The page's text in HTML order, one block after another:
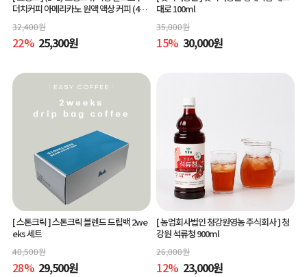
더치커피 아메리카노 원액 액상 커피 (400
32,400원
22% 25,300원
대로 100ml
35,000원
15% 30,000원
[ 스톤크릭 ]스톤크릭 블렌드 드립백 2we
eks 세트
40,500원
28% 29,500원
[ 농업회사법인 청강원영농 주식회사 ]청
강원 석류청 900ml
26,000원
12% 23,000원